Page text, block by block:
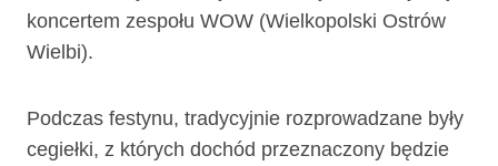
koncertem zespołu WOW (Wielkopolski Ostrów
Wielbi).
Podczas festynu, tradycyjnie rozprowadzane były
cegiełki, z których dochód przeznaczony będzie